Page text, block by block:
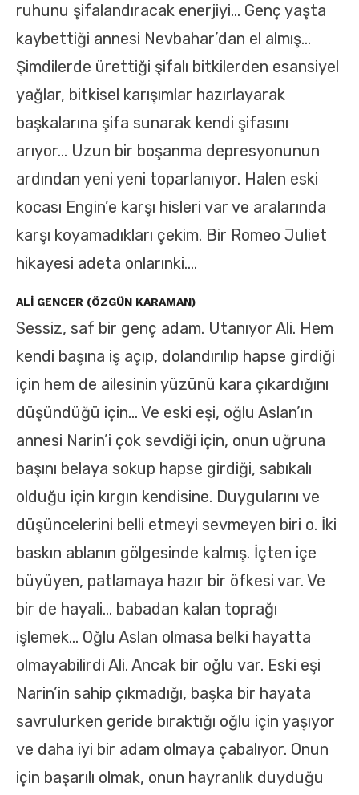
ruhunu şifalandıracak enerjiyi… Genç yaşta
kaybettiği annesi Nevbahar’dan el almış…
Şimdilerde ürettiği şifalı bitkilerden esansiyel
yağlar, bitkisel karışımlar hazırlayarak
başkalarına şifa sunarak kendi şifasını
arıyor… Uzun bir boşanma depresyonunun
ardından yeni yeni toparlanıyor. Halen eski
kocası Engin’e karşı hisleri var ve aralarında
karşı koyamadıkları çekim. Bir Romeo Juliet
hikayesi adeta onlarınki….
ALI GENCER (ÖZGÜN KARAMAN)
Sessiz, saf bir genç adam. Utanıyor Ali. Hem
kendi başına iş açıp, dolandırılıp hapse girdiği
için hem de ailesinin yüzünü kara çıkardığını
düşündüğü için… Ve eski eşi, oğlu Aslan’ın
annesi Narin’i çok sevdiği için, onun uğruna
başını belaya sokup hapse girdiği, sabıkalı
olduğu için kırgın kendisine. Duygularını ve
düşüncelerini belli etmeyi sevmeyen biri o. İki
baskın ablanın gölgesinde kalmış. İçten içe
büyüyen, patlamaya hazır bir öfkesi var. Ve
bir de hayali… babadan kalan toprağı
işlemek… Oğlu Aslan olmasa belki hayatta
olmayabilirdi Ali. Ancak bir oğlu var. Eski eşi
Narin’in sahip çıkmadığı, başka bir hayata
savrulurken geride bıraktığı oğlu için yaşıyor
ve daha iyi bir adam olmaya çabalıyor. Onun
için başarılı olmak, onun hayranlık duyduğu